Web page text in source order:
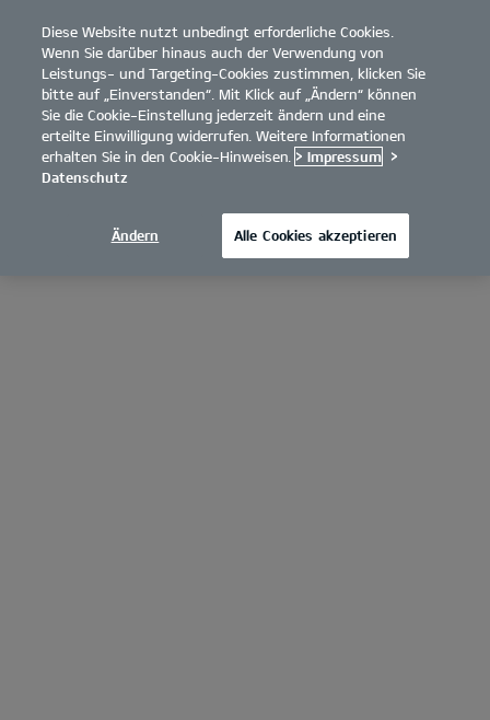
open
menu
Diese Website nutzt unbedingt erforderliche Cookies.
Wenn Sie darüber hinaus auch der Verwendung von
Leistungs- und Targeting-Cookies zustimmen, klicken Sie
bitte auf „Einverstanden“. Mit Klick auf „Ändern“ können
Sie die Cookie-Einstellung jederzeit ändern und eine
erteilte Einwilligung widerrufen. Weitere Informationen
erhalten Sie in den Cookie-Hinweisen. > Impressum >
Datenschutz
Ändern Alle Cookies akzeptieren